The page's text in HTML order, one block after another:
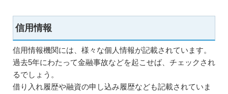
信用情報
信用情報機関には、様々な個人情報が記載されています。
過去5年にわたって金融事故などを起こせば、チェックされ
るでしょう。
借り入れ履歴や融資の申し込み履歴なども記載されていま